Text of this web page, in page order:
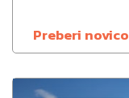
Preberi novico